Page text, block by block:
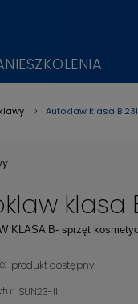
SZKOLENIA
Autoklaw klasa B
klasa
KLASA B- sprzęt
produkt dostępny
SUN23-II